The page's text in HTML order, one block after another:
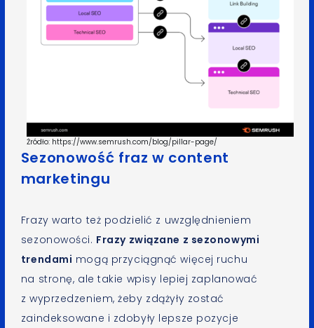
Źródło: https://www.semrush.com/blog/pillar-page/
Sezonowość fraz w content
marketingu
Frazy warto też podzielić z uwzględnieniem
sezonowości. Frazy związane z sezonowymi
trendami mogą przyciągnąć więcej ruchu
na stronę, ale takie wpisy lepiej zaplanować
z wyprzedzeniem, żeby zdążyły zostać
zaindeksowane i zdobyły lepsze pozycje